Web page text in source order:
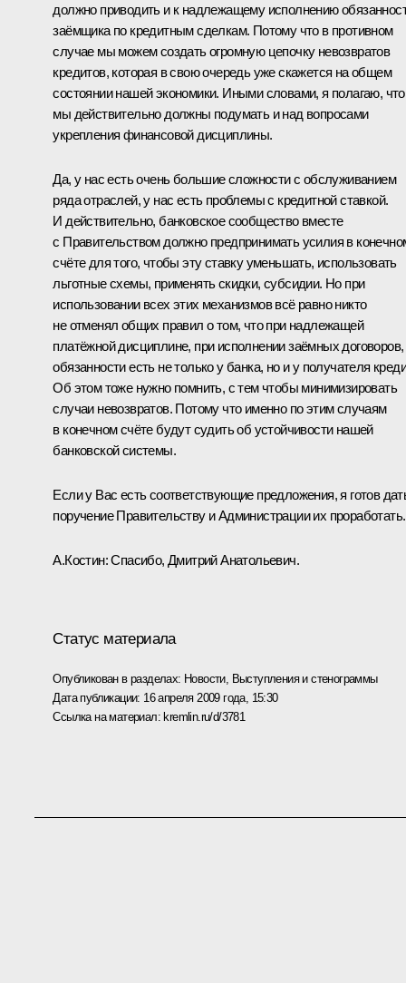
должно приводить и к надлежащему исполнению
заёмщика по кредитным сделкам. Потому что в противном
случае мы можем создать огромную цепочку невозвратов
кредитов, которая в свою очередь уже скажется на общем
состоянии нашей экономики. Иными словами, я полагаю, что
мы действительно должны подумать и над вопросами
укрепления финансовой дисциплины.
Да, у нас есть очень большие сложности с обслуживанием
ряда отраслей, у нас есть проблемы с кредитной ставкой.
И действительно, банковское сообщество вместе
с Правительством должно предпринимать усилия в
счёте для того, чтобы эту ставку уменьшать, использовать
льготные схемы, применять скидки, субсидии. Но при
использовании всех этих механизмов всё равно никто
не отменял общих правил о том, что при надлежащей
платёжной дисциплине, при исполнении заёмных договоров,
обязанности есть не только у банка, но и у получателя
Об этом тоже нужно помнить, с тем чтобы минимизировать
случаи невозвратов. Потому что именно по этим случаям
в конечном счёте будут судить об устойчивости нашей
банковской системы.
Если у Вас есть соответствующие предложения, я готов
поручение Правительству и Администрации их проработать.
А.Костин: Спасибо, Дмитрий Анатольевич.
Статус материала
Опубликован в разделах: Новости, Выступления и стенограммы
Дата публикации: 16 апреля 2009 года, 15:30
Ссылка на материал: kremlin.ru/d/3781